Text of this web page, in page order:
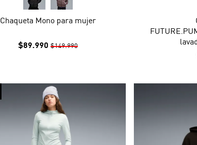
Chaqueta Mono para mujer
$89.990 $149.990